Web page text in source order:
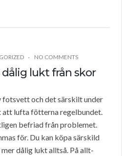
NO COMMENTS
lukt från skor
fotsvett och det särskilt under
att lufta fötterna regelbundet.
befriad från problemet.
för. Du kan köpa särskild
dålig lukt alltså. På allt-